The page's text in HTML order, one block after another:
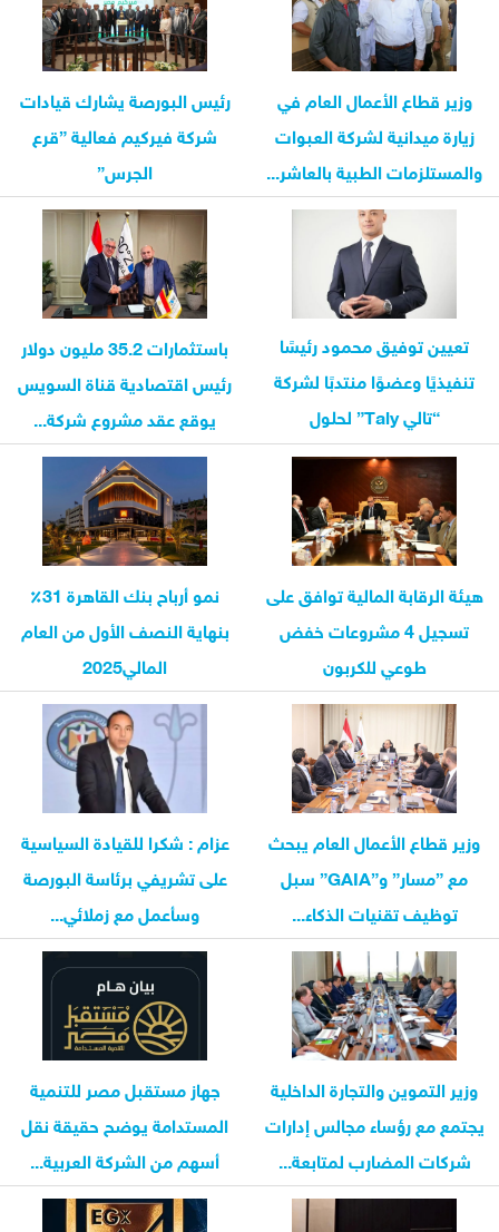
وزير قطاع الأعمال العام في
زيارة ميدانية لشركة العبوات
والمستلزمات الطبية بالعاشر...
رئيس البورصة يشارك قيادات
شركة فيركيم فعالية ”قرع
الجرس”
تعيين توفيق محمود رئيسًا
تنفيذيًا وعضوًا منتدبًا لشركة
“تالي Taly” لحلول
المدفوعات...
باستثمارات 35.2 مليون دولار
رئيس اقتصادية قناة السويس
يوقع عقد مشروع شركة...
هيئة الرقابة المالية توافق على
تسجيل 4 مشروعات خفض
طوعي للكربون
نمو أرباح بنك القاهرة 31٪
بنهاية النصف الأول من العام
المالي2025
وزير قطاع الأعمال العام يبحث
مع ”مسار” و”GAIA” سبل
توظيف تقنيات الذكاء...
عزام : شكرا للقيادة السياسية
على تشريفي برئاسة البورصة
وسأعمل مع زملائي...
وزير التموين والتجارة الداخلية
يجتمع مع رؤساء مجالس إدارات
شركات المضارب لمتابعة...
جهاز مستقبل مصر للتنمية
المستدامة يوضح حقيقة نقل
أسهم من الشركة العربية...